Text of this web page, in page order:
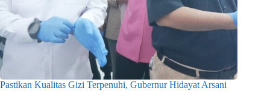
Pastikan Kualitas Gizi Terpenuhi, Gubernur Hidayat Arsani